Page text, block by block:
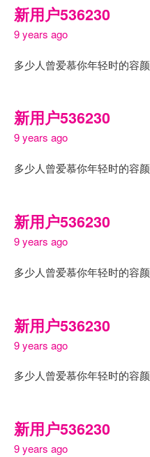
新用户536230
9 years ago
多少人曾爱慕你年轻时的容颜
新用户536230
9 years ago
多少人曾爱慕你年轻时的容颜
新用户536230
9 years ago
多少人曾爱慕你年轻时的容颜
新用户536230
9 years ago
多少人曾爱慕你年轻时的容颜
新用户536230
9 years ago